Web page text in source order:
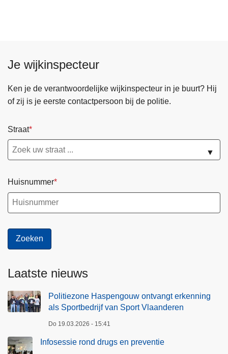
Je wijkinspecteur
Ken je de verantwoordelijke wijkinspecteur in je buurt? Hij
of zij is je eerste contactpersoon bij de politie.
Straat
▼
Huisnummer
Laatste nieuws
Politiezone Haspengouw ontvangt erkenning
als Sportbedrijf van Sport Vlaanderen
Do 19.03.2026 - 15:41
Infosessie rond drugs en preventie